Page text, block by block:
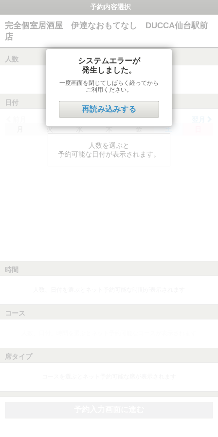
予約内容選択
完全個室居酒屋 伊達なおもてなし DUCCA仙台駅前
店
人数
日付
火 水 木 金 土
人数を選ぶと
予約可能な日付が表示されます。
時間
コース
席タイプ
システムエラーが
発生しました。
一度画面を閉じてしばらく経ってから
ご利用ください。
再読み込みする